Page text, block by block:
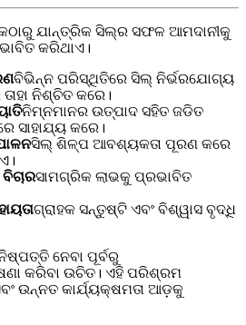
ଯାନ୍ତ୍ରିକ ସିଲ୍‌ର ସଫଳ ଆମଦାନୀକୁ
କରିଥାଏ।
ବିଭିନ୍ନ ପରିସ୍ଥିତିରେ ସିଲ୍ ନିର୍ଭରଯୋଗ୍ୟ
ନିଶ୍ଚିତ କରେ।
ନିମ୍ନମାନର ଉତ୍ପାଦ ସହିତ ଜଡିତ
ସାହାଯ୍ୟ କରେ।
ସିଲ୍ ଶିଳ୍ପ ଆବଶ୍ୟକତା ପୂରଣ କରେ
ସାମଗ୍ରିକ ଲାଭକୁ ପ୍ରଭାବିତ
ଗ୍ରାହକ ସନ୍ତୁଷ୍ଟି ଏବଂ ବିଶ୍ୱାସ ବୃଦ୍ଧି
ନେବା ପୂର୍ବରୁ
କରିବା ଉଚିତ। ଏହି ପରିଶ୍ରମ
ଉନ୍ନତ କାର୍ଯ୍ୟକ୍ଷମତା ଆଡ଼କୁ